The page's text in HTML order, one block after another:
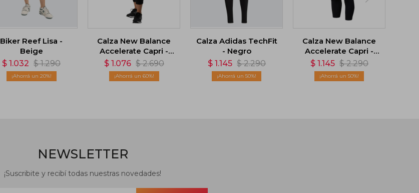
Biker Reef Lisa -
Beige
$ 1.032 $ 1.290
20
Calza New Balance
Accelerate Capri -
Negro
$ 1.076 $ 2.690
60
Calza Adidas TechFit
- Negro
$ 1.145 $ 2.290
50
Calza New Balance
Accelerate Capri -
Negro
$ 1.145 $ 2.290
50
NEWSLETTER
¡Suscribite y recibí todas nuestras novedades!